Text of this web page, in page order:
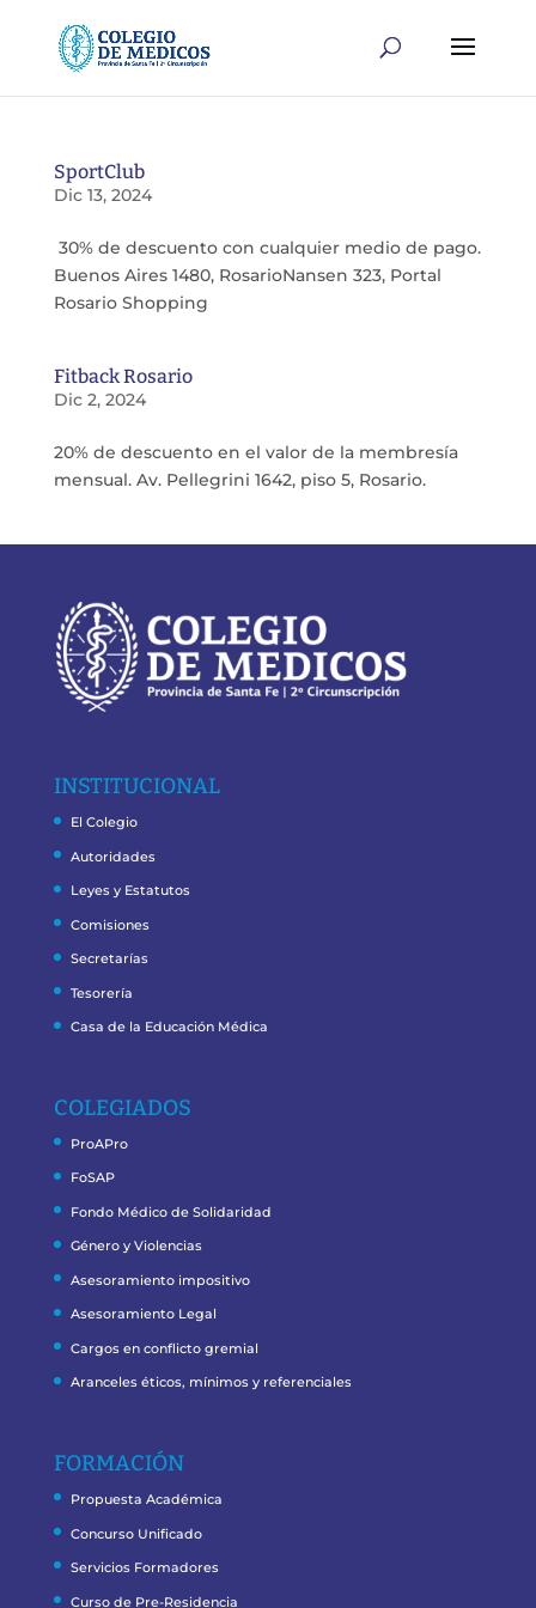
SportClub
Dic 13, 2024
30% de descuento con cualquier medio de pago.
Buenos Aires 1480, RosarioNansen 323, Portal
Rosario Shopping
Fitback Rosario
Dic 2, 2024
20% de descuento en el valor de la membresía
mensual. Av. Pellegrini 1642, piso 5, Rosario.
INSTITUCIONAL
El Colegio
Autoridades
Leyes y Estatutos
Comisiones
Secretarías
Tesorería
Casa de la Educación Médica
COLEGIADOS
ProAPro
FoSAP
Fondo Médico de Solidaridad
Género y Violencias
Asesoramiento impositivo
Asesoramiento Legal
Cargos en conflicto gremial
Aranceles éticos, mínimos y referenciales
FORMACIÓN
Propuesta Académica
Concurso Unificado
Servicios Formadores
Curso de Pre-Residencia